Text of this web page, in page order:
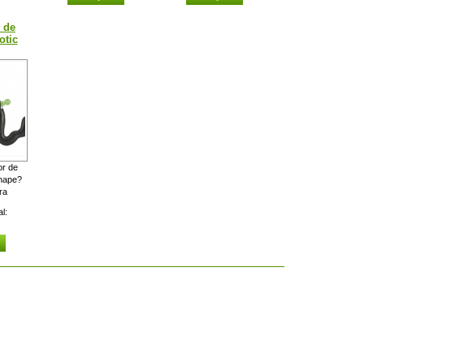
de
de